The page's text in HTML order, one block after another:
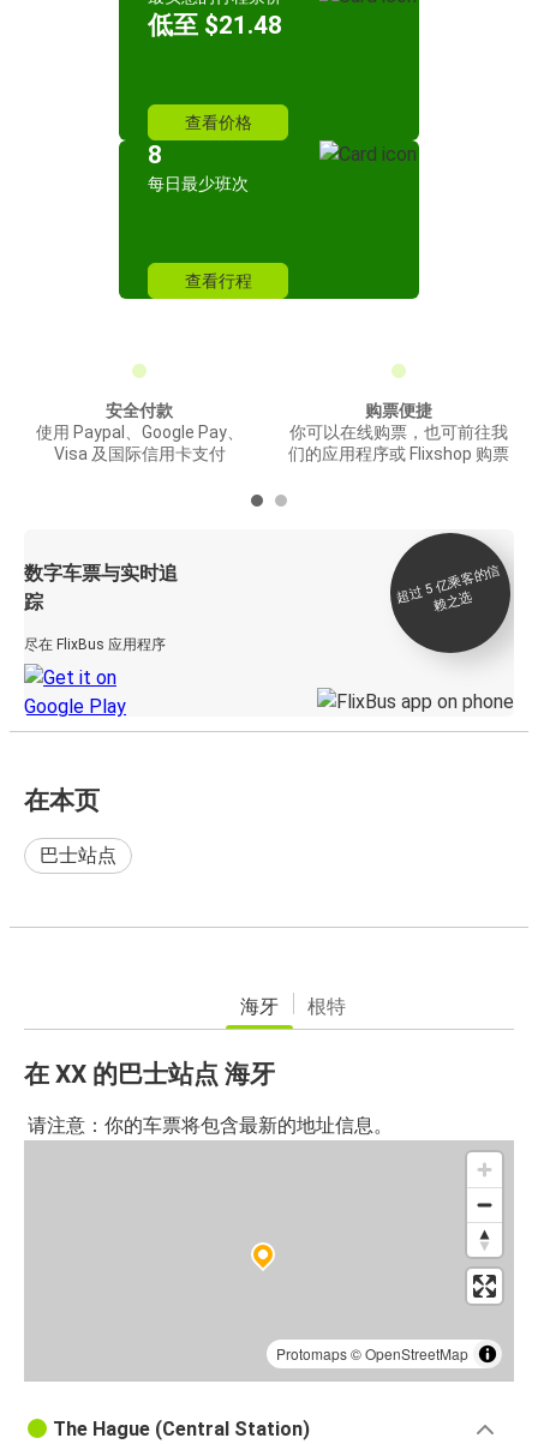
低至 $21.48
查看价格
8
每日最少班次
查看行程
安全付款
使用 Paypal、Google Pay、
Visa 及国际信用卡支付
购票便捷
你可以在线购票，也可前往我
们的应用程序或 Flixshop 购票
数字车票与实时追
踪
尽在 FlixBus 应用程序
超
过 5
亿
乘
客
的
信
赖
之
选
在本页
巴士站点
海牙 根特
在 XX 的巴士站点 海牙
请注意：你的车票将包含最新的地址信息。
Protomaps©OpenStreetMap
The Hague (Central Station)